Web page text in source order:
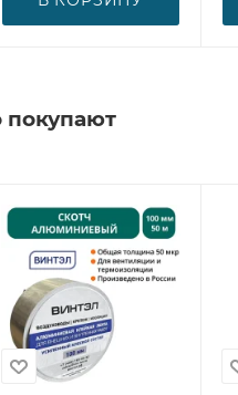
покупают